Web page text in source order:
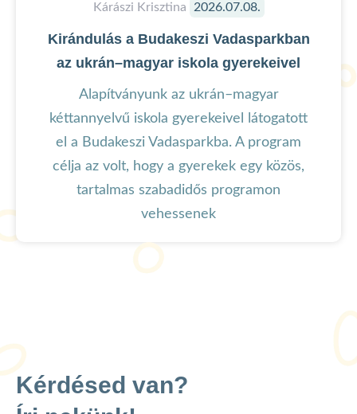
Kirándulás a Budakeszi Vadasparkban
az ukrán–magyar iskola gyerekeivel
Alapítványunk az ukrán–magyar
kéttannyelvű iskola gyerekeivel látogatott
el a Budakeszi Vadasparkba. A program
célja az volt, hogy a gyerekek egy közös,
tartalmas szabadidős programon
vehessenek
Kárászi Krisztina 2026.07.08.
Kérdésed van?